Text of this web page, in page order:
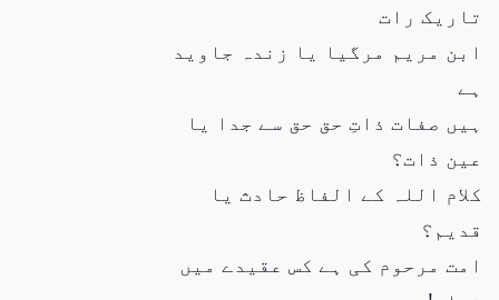
تاریک رات
ابن مریم مرگیا یا زندہ جاوید
ہے
ہیں صفات ذاتِ حق حق سے جدا یا
عین ذات؟
کلام اللہ کے الفاظ حادث یا
قدیم؟
امت مرحوم کی ہے کس عقیدے میں